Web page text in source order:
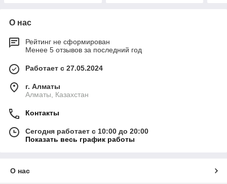
О нас
Рейтинг не сформирован
Менее 5 отзывов за последний год
Работает с 27.05.2024
г. Алматы
Алматы, Казахстан
Контакты
Сегодня работает с 10:00 до 20:00
Показать весь график работы
О нас